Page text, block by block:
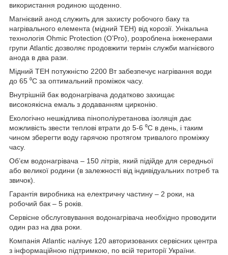
використання родиною щоденно.
Магнієвий анод служить для захисту робочого баку та
нагрівального елемента (мідний ТЕН) від корозії. Унікальна
технологія Ohmic Protection (O’Pro), розроблена інженерами
групи Atlantic дозволяє продовжити термін служби магнієвого
анода в два рази.
Мідний ТЕН потужністю 2200 Вт забезпечує нагрівання води
до 65 ⁰C за оптимальний проміжок часу.
Внутрішній бак водонагрівача додатково захищає
високоякісна емаль з додаванням цирконію.
Екологічно нешкідлива пінополіуретанова ізоляція дає
можливість звести теплові втрати до 5-6 ⁰C в день, і таким
чином зберегти воду гарячою протягом тривалого проміжку
часу.
Об’єм водонагрівача – 150 літрів, який підійде для середньої
або великої родини (в залежності від індивідуальних потреб та
звичок).
Гарантія виробника на електричну частину – 2 роки, на
робочий бак – 5 років.
Сервісне обслуговування водонагрівача необхідно проводити
один раз на два роки.
Компанія Atlantic налічує 120 авторизованих сервісних центра
з інформаційною підтримкою, по всій території України.